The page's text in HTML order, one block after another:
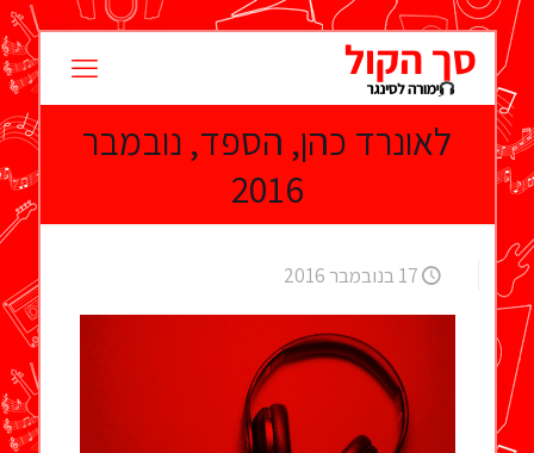
לאונרד כהן, הספד, נובמבר
2016
17 בנובמבר 2016